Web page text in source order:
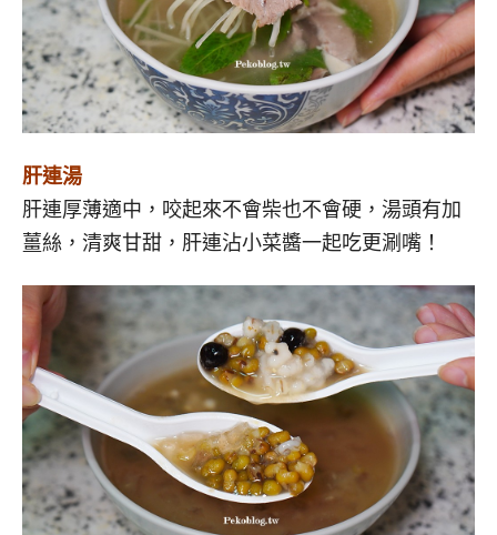
肝連湯
肝連厚薄適中，咬起來不會柴也不會硬，湯頭有加
薑絲，清爽甘甜，肝連沾小菜醬一起吃更涮嘴！